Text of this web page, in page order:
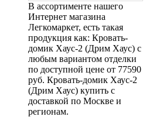
В ассортименте нашего
Интернет магазина
Легкомаркет, есть такая
продукция как: Кровать-
домик Хаус-2 (Дрим Хаус) с
любым вариантом отделки
по доступной цене от 77590
руб. Кровать-домик Хаус-2
(Дрим Хаус) купить с
доставкой по Москве и
регионам.